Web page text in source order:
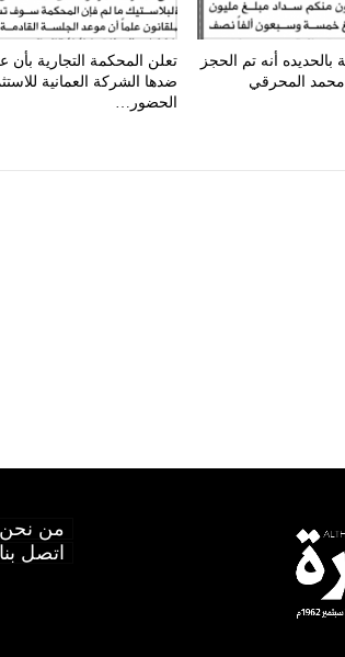
بالحديده أنه تم الحجز
المحرقي
تعلن المحكمة التجارية
ضدها الشركة العمانية
الحضور…
من نحن
اتصل بنا